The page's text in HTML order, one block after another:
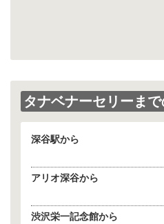
タナベナーセリーま
深谷駅から
アリオ深谷から
渋沢栄一記念館から